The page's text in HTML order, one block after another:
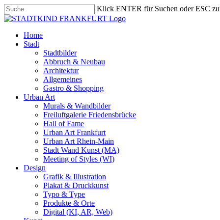
Skip
to
content
Klick ENTER für Suchen oder ESC
Close
search
Menu
Home
Stadt
Stadtbilder
Abbruch & Neubau
Architektur
Allgemeines
Gastro & Shopping
Urban Art
Murals & Wandbilder
Freiluftgalerie Friedensbrücke
Hall of Fame
Urban Art Frankfurt
Urban Art Rhein-Main
Stadt Wand Kunst (MA)
Meeting of Styles (WI)
Design
Grafik & Illustration
Plakat & Druckkunst
Typo & Type
Produkte & Orte
Digital (KI, AR, Web)